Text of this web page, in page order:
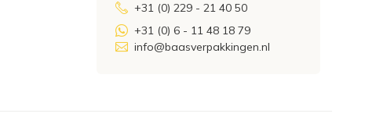
+31 (0) 229 - 21 40 50
+31 (0) 6 - 11 48 18 79
info@baasverpakkingen.nl